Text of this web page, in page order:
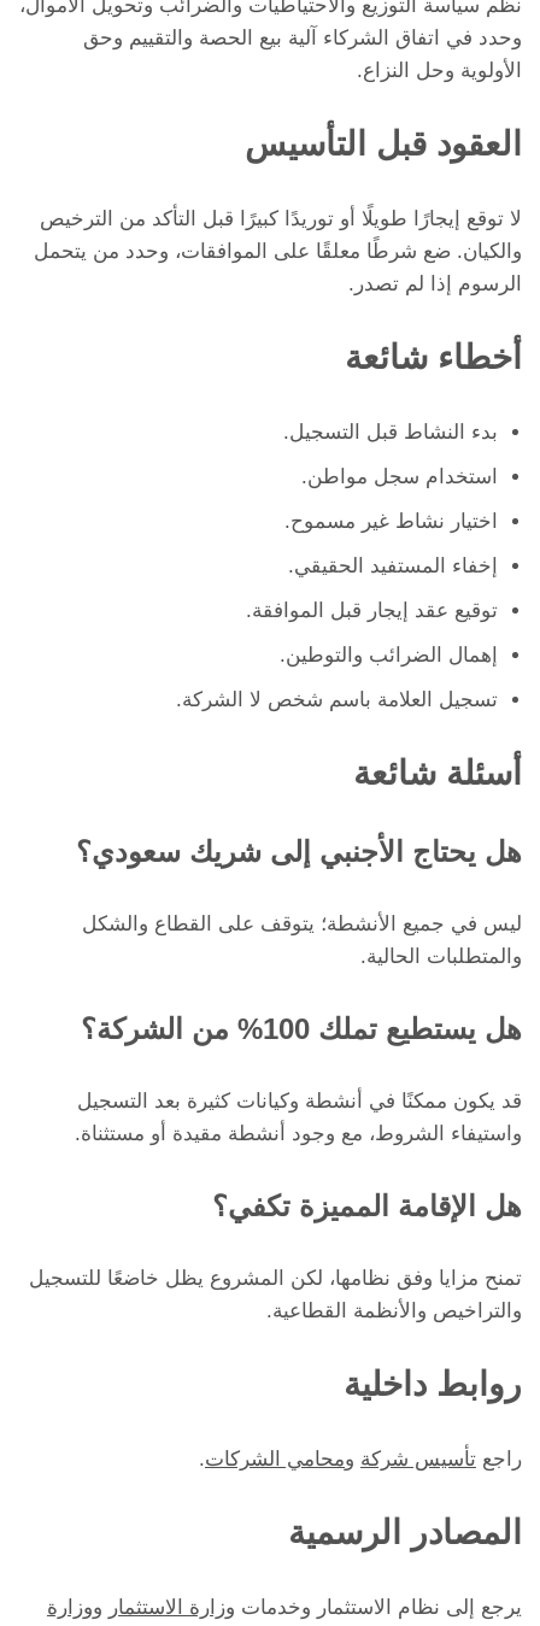
نظم سياسة التوزيع والاحتياطيات والضرائب وتحويل الأموال،
وحدد في اتفاق الشركاء آلية بيع الحصة والتقييم وحق
الأولوية وحل النزاع.
العقود قبل التأسيس
لا توقع إيجارًا طويلًا أو توريدًا كبيرًا قبل التأكد من الترخيص
والكيان. ضع شرطًا معلقًا على الموافقات، وحدد من يتحمل
الرسوم إذا لم تصدر.
أخطاء شائعة
بدء النشاط قبل التسجيل.
استخدام سجل مواطن.
اختيار نشاط غير مسموح.
إخفاء المستفيد الحقيقي.
توقيع عقد إيجار قبل الموافقة.
إهمال الضرائب والتوطين.
تسجيل العلامة باسم شخص لا الشركة.
أسئلة شائعة
هل يحتاج الأجنبي إلى شريك سعودي؟
ليس في جميع الأنشطة؛ يتوقف على القطاع والشكل
والمتطلبات الحالية.
هل يستطيع تملك 100% من الشركة؟
قد يكون ممكنًا في أنشطة وكيانات كثيرة بعد التسجيل
واستيفاء الشروط، مع وجود أنشطة مقيدة أو مستثناة.
هل الإقامة المميزة تكفي؟
تمنح مزايا وفق نظامها، لكن المشروع يظل خاضعًا للتسجيل
والتراخيص والأنظمة القطاعية.
روابط داخلية
راجع تأسيس شركة ومحامي الشركات.
المصادر الرسمية
يرجع إلى نظام الاستثمار وخدمات وزارة الاستثمار ووزارة